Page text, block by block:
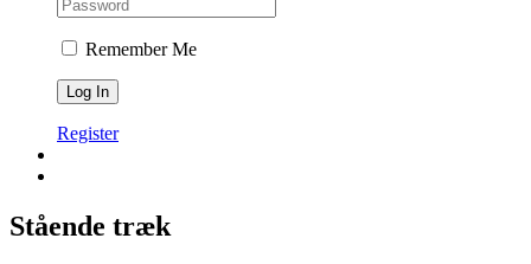
Remember Me
Register
Stående træk